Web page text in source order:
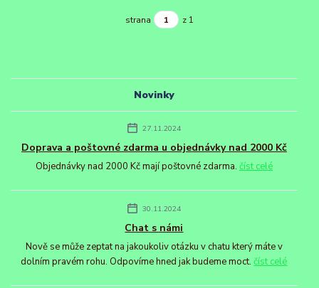
strana z 1
Novinky
27.11.2024
Doprava a poštovné zdarma u objednávky nad 2000 Kč
Objednávky nad 2000 Kč mají poštovné zdarma. číst celé
30.11.2024
Chat s námi
Nově se může zeptat na jakoukoliv otázku v chatu který máte v
dolním pravém rohu. Odpovíme hned jak budeme moct.číst celé